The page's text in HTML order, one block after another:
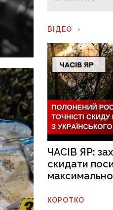
ВІДЕО
ЧАСІВ ЯР:
скидати
КОРОТКО